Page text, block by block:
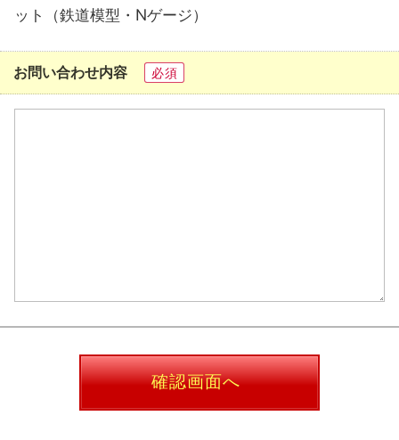
ット（鉄道模型・Nゲージ）
お問い合わせ内容 必須
確認画面へ